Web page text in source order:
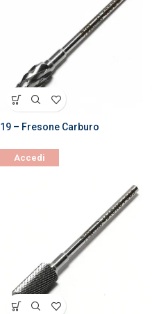
19 – Fresone Carburo
Accedi